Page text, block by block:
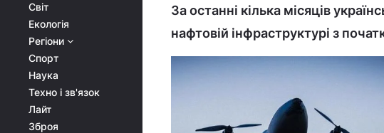
Світ
Екологія
Регіони
Спорт
Наука
Техно і зв'язок
Лайт
Зброя
За останні кілька місяців
нафтовій інфраструктурі з